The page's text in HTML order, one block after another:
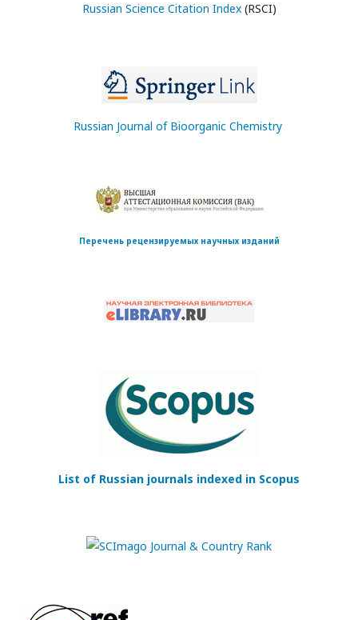
Russian Science Citation Index(RSCI)
Russian Journal of Bioorganic Chemistry
Перечень рецензируемых научных изданий
List of Russian journals indexed in Scopus